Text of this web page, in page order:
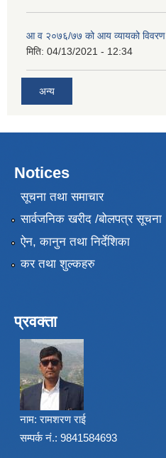
आ व २०७६/७७ को आय व्यायको विवरण
मिति: 04/13/2021 - 12:34
अन्य
Notices
सूचना तथा समाचार
सार्वजनिक खरीद /बोलपत्र सूचना
ऐन, कानुन तथा निर्देशिका
कर तथा शुल्कहरु
प्रवक्ता
नाम: रामशरण राई
सम्पर्क नं.: 9841584693